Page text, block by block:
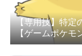
【専用技】特定
【ゲームポケモ